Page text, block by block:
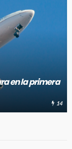
en la primera
14